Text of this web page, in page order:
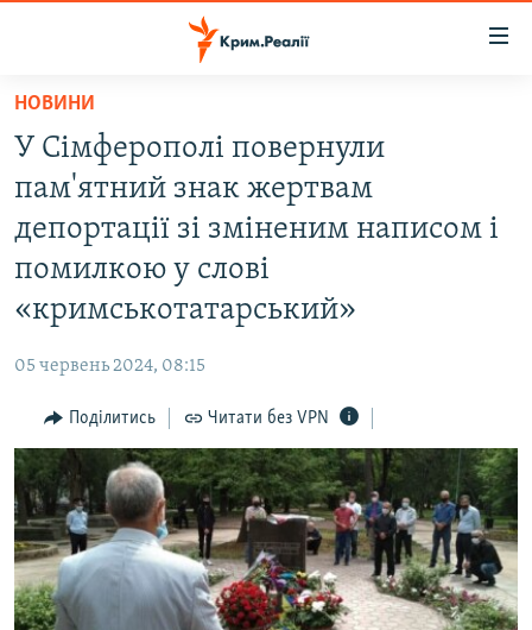
Перейти
основного
матеріалу
до
основної
навігації
Перейти
до
НОВИНИ
ВОДА.КРИМ
ВІДЕО ТА ФОТО
БЛОГИ
ІНТЕРВ'Ю
ВСЕ ЗА ДЕНЬ
СПЕЦПРОЕКТИ
ДЕПОРТАЦІЯ
ВІДЕОУРОКИ «ELIFBE»
СВІДЧЕННЯ ОКУПАЦІЇ
ЯК ОБІЙТИ БЛОКУВАННЯ
Русский
Qırımtatar
НОВИНИ
У Сімферополі повернули
пам'ятний знак жертвам
депортації зі зміненим написом і
помилкою у слові
«кримськотатарський»
05 червень 2024, 08:15
Поділитись Читати без VPN